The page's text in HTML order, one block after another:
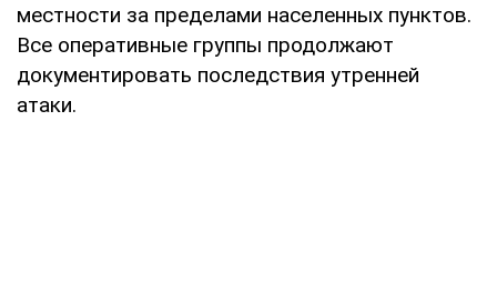
местности за пределами населенных пунктов.
Все оперативные группы продолжают
документировать последствия утренней
атаки.